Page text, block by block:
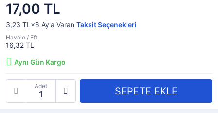
17,00 TL
3,23 TL×6 Ay'a Varan Taksit Seçenekleri
Havale / Eft
16,32 TL
Aynı Gün Kargo
Adet